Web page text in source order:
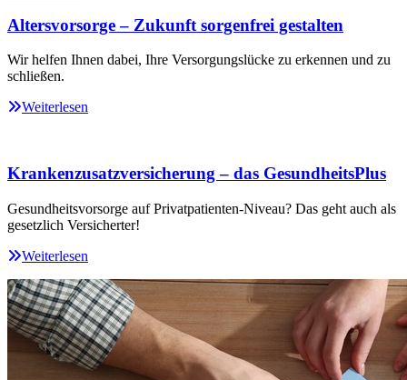
Altersvorsorge – Zukunft sorgenfrei gestalten
Wir helfen Ihnen dabei, Ihre Versorgungslücke zu erkennen und zu
schließen.
Weiterlesen
Krankenzusatzversicherung – das GesundheitsPlus
Gesundheitsvorsorge auf Privatpatienten-Niveau? Das geht auch als
gesetzlich Versicherter!
Weiterlesen